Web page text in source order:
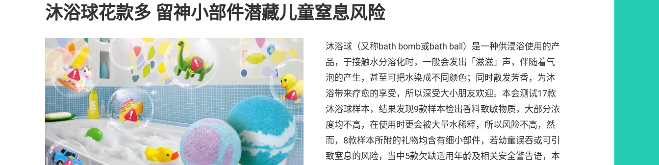
沐浴球花款多 留神小部件潜藏儿童窒息风险
沐浴球（又称bath bomb或bath ball）是一种供浸浴使用的产
品，于接触水分溶化时，一般会发出「滋滋」声，伴随着气
泡的产生，甚至可把水染成不同颜色；同时散发芳香，为沐
浴带来疗愈的享受，所以深受大小朋友欢迎。本会测试17款
沐浴球样本，结果发现9款样本检出香料致敏物质，大部分浓
度均不高，在使用时更会被大量水稀释，所以风险不高，然
而，8款样本所附的礼物均含有细小部件，若幼童误吞或可引
致窒息的风险，当中5款欠缺适用年龄及相关安全警告语，本